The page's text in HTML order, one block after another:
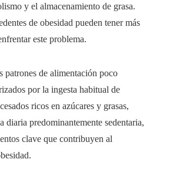
y el almacenamiento de grasa.
de obesidad pueden tener más
este problema.
patrones de alimentación poco
por la ingesta habitual de
ricos en azúcares y grasas,
diaria predominantemente sedentaria,
clave que contribuyen al